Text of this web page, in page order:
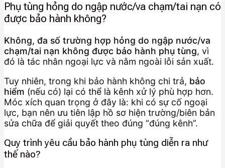
Phụ tùng hỏng do ngập nước/va chạm/tai nạn có
được bảo hành không?
Không, đa số trường hợp hỏng do ngập nước/va
chạm/tai nạn không được bảo hành phụ tùng, vì
đó là tác nhân ngoại lực và nằm ngoài lỗi sản xuất.
Tuy nhiên, trong khi bảo hành không chi trả, bảo
hiểm (nếu có) lại có thể là kênh xử lý phù hợp hơn.
Móc xích quan trọng ở đây là: khi có sự cố ngoại
lực, bạn nên ưu tiên lập hồ sơ hiện trường/biên bản
sửa chữa để giải quyết theo đúng “đúng kênh”.
Quy trình yêu cầu bảo hành phụ tùng diễn ra như
thế nào?